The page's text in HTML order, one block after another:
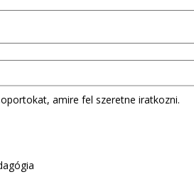
amire fel szeretne iratkozni.